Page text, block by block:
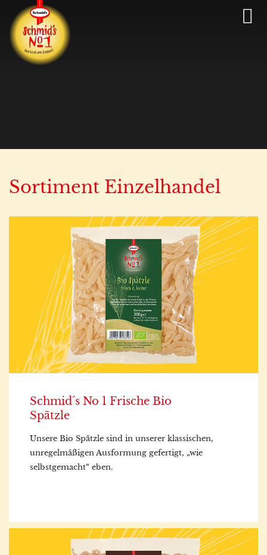
Sortiment Einzelhandel
Schmid´s No 1 Frische Bio
Spätzle
Unsere Bio Spätzle sind in unserer klassischen,
unregelmäßigen Ausformung gefertigt, „wie
selbstgemacht“ eben.